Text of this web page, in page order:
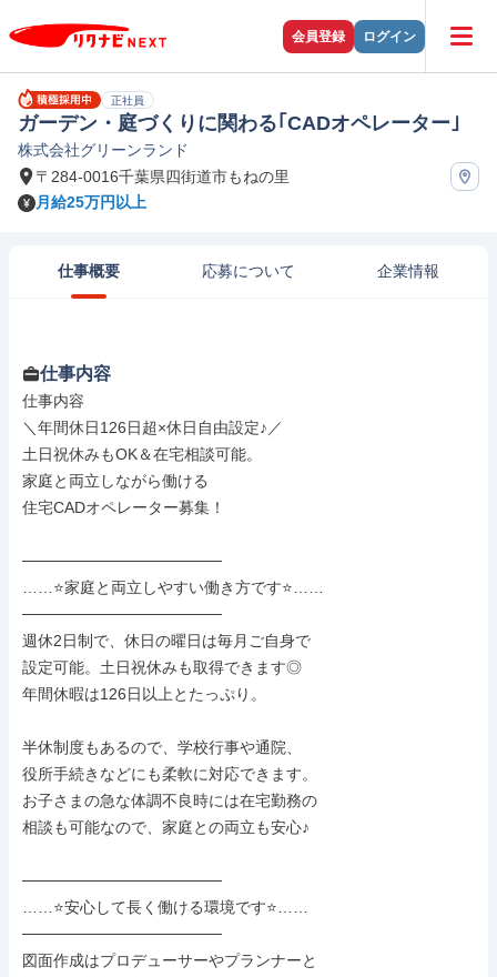
会員登録 ログイン
正社員
ガーデン・庭づくりに関わる｢CADオペレーター｣
株式会社グリーンランド
〒284-0016千葉県四街道市もねの里
月給25万円以上
仕事概要 応募について 企業情報
仕事内容
仕事内容
＼年間休日126日超×休日自由設定♪／
土日祝休みもOK＆在宅相談可能。
家庭と両立しながら働ける
住宅CADオペレーター募集！
──────────────────
……⭐家庭と両立しやすい働き方です⭐……
──────────────────
週休2日制で、休日の曜日は毎月ご自身で
設定可能。土日祝休みも取得できます◎
年間休暇は126日以上とたっぷり。
半休制度もあるので、学校行事や通院、
役所手続きなどにも柔軟に対応できます。
お子さまの急な体調不良時には在宅勤務の
相談も可能なので、家庭との両立も安心♪
──────────────────
……⭐安心して長く働ける環境です⭐……
──────────────────
図面作成はプロデューサーやプランナーと